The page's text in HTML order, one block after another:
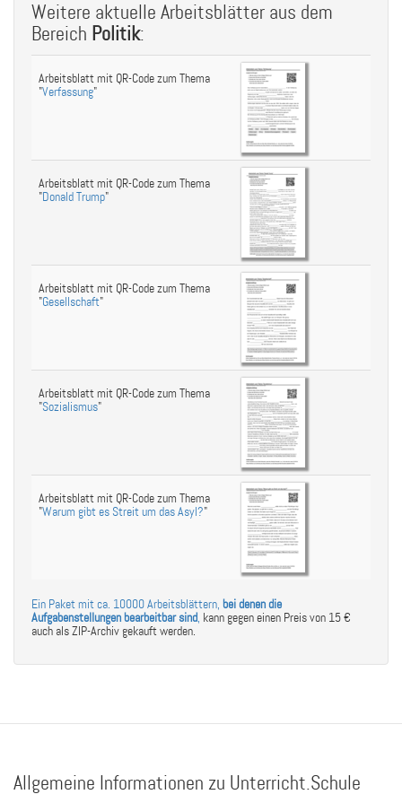
Weitere aktuelle Arbeitsblätter aus dem
Bereich Politik:
Arbeitsblatt mit QR-Code zum Thema
"Verfassung"
Arbeitsblatt mit QR-Code zum Thema
"Donald Trump"
Arbeitsblatt mit QR-Code zum Thema
"Gesellschaft"
Arbeitsblatt mit QR-Code zum Thema
"Sozialismus"
Arbeitsblatt mit QR-Code zum Thema
"Warum gibt es Streit um das Asyl?"
Ein Paket mit ca. 10000 Arbeitsblättern, bei denen die
Aufgabenstellungen bearbeitbar sind, kann gegen einen Preis von 15 €
auch als ZIP-Archiv gekauft werden.
Allgemeine Informationen zu Unterricht.Schule